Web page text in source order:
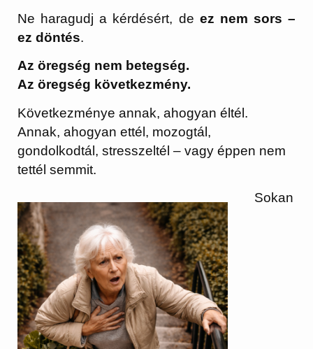
Ne haragudj a kérdésért, de ez nem sors –
ez döntés.
Az öregség nem betegség.
Az öregség következmény.
Következménye annak, ahogyan éltél.
Annak, ahogyan ettél, mozogtál,
gondolkodtál, stresszeltél – vagy éppen nem
tettél semmit.
Sokan